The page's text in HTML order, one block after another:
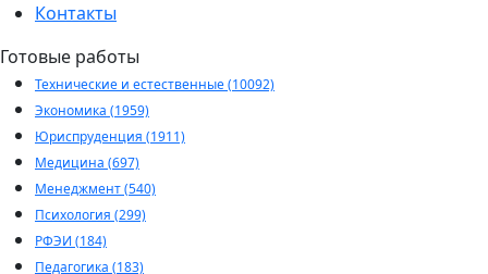
Контакты
Готовые работы
Технические и естественные (10092)
Экономика (1959)
Юриспруденция (1911)
Медицина (697)
Менеджмент (540)
Психология (299)
РФЭИ (184)
Педагогика (183)